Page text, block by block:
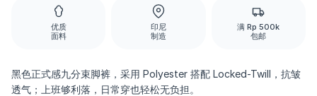
优质
面料
印尼
制造
满 Rp 500k
包邮
黑色正式感九分束脚裤，采用 Polyester 搭配 Locked-Twill，抗皱
透气；上班够利落，日常穿也轻松无负担。